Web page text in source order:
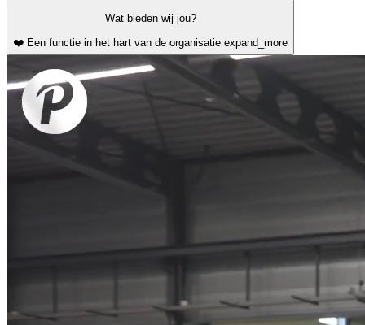
Wat bieden wij jou?
❤️ Een functie in het hart van de organisatie expand_more